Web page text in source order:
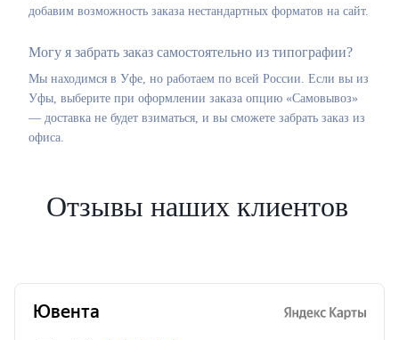
добавим возможность заказа нестандартных форматов на сайт.
Могу я забрать заказ самостоятельно из типографии?
Мы находимся в Уфе, но работаем по всей России. Если вы из
Уфы, выберите при оформлении заказа опцию «Самовывоз»
— доставка не будет взиматься, и вы сможете забрать заказ из
офиса.
Отзывы наших клиентов